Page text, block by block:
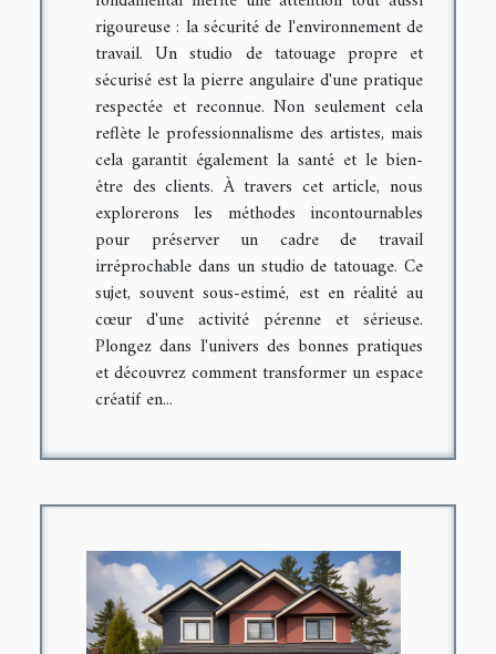
rigoureuse : la sécurité de l'environnement de
travail. Un studio de tatouage propre et
sécurisé est la pierre angulaire d'une pratique
respectée et reconnue. Non seulement cela
reflète le professionnalisme des artistes, mais
cela garantit également la santé et le bien-
être des clients. À travers cet article, nous
explorerons les méthodes incontournables
pour préserver un cadre de travail
irréprochable dans un studio de tatouage. Ce
sujet, souvent sous-estimé, est en réalité au
cœur d'une activité pérenne et sérieuse.
Plongez dans l'univers des bonnes pratiques
et découvrez comment transformer un espace
créatif en...